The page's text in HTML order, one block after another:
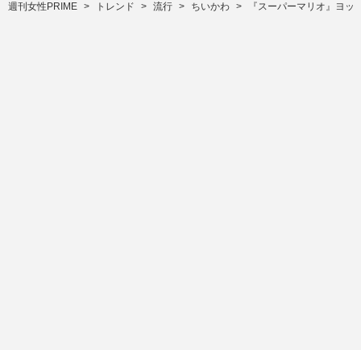
週刊女性PRIME トレンド 流行 ちいかわ 『スーパーマリオ』ヨ